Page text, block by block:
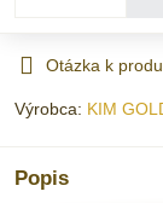
Otázka k
Výrobca: KIM
Popis